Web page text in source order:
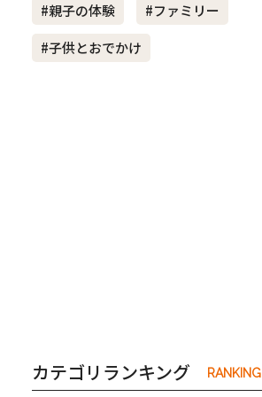
夫婦 #産休
#親子の体験
#ファミリー
#子供とおでかけ
カテゴリランキング RANKING